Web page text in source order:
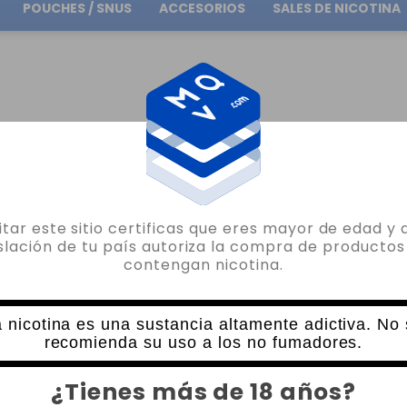
este sitio certificas que eres mayor de edad y
de tu país autoriza la compra de productos
contengan nicotina.
nicotina es una sustancia altamente adictiva. No
recomienda su uso a los no fumadores.
¿Tienes más de 18 años?
Envío gratuitoen pedidos superiores a 30.00€
POUCHES / SNUS ACCESORIOS SALES DE NICOTINA
VAPORESSO
VAPORESSO
1 X ADAPTADOR 510 PX80 VAPORESSO
2 VALORACIONES
4,90€
CANTIDAD
- +